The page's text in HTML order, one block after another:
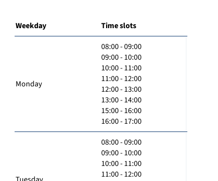
Weekday Time slots
Monday
08:00 - 09:00
09:00 - 10:00
10:00 - 11:00
11:00 - 12:00
12:00 - 13:00
13:00 - 14:00
15:00 - 16:00
16:00 - 17:00
08:00 - 09:00
09:00 - 10:00
10:00 - 11:00
11:00 - 12:00